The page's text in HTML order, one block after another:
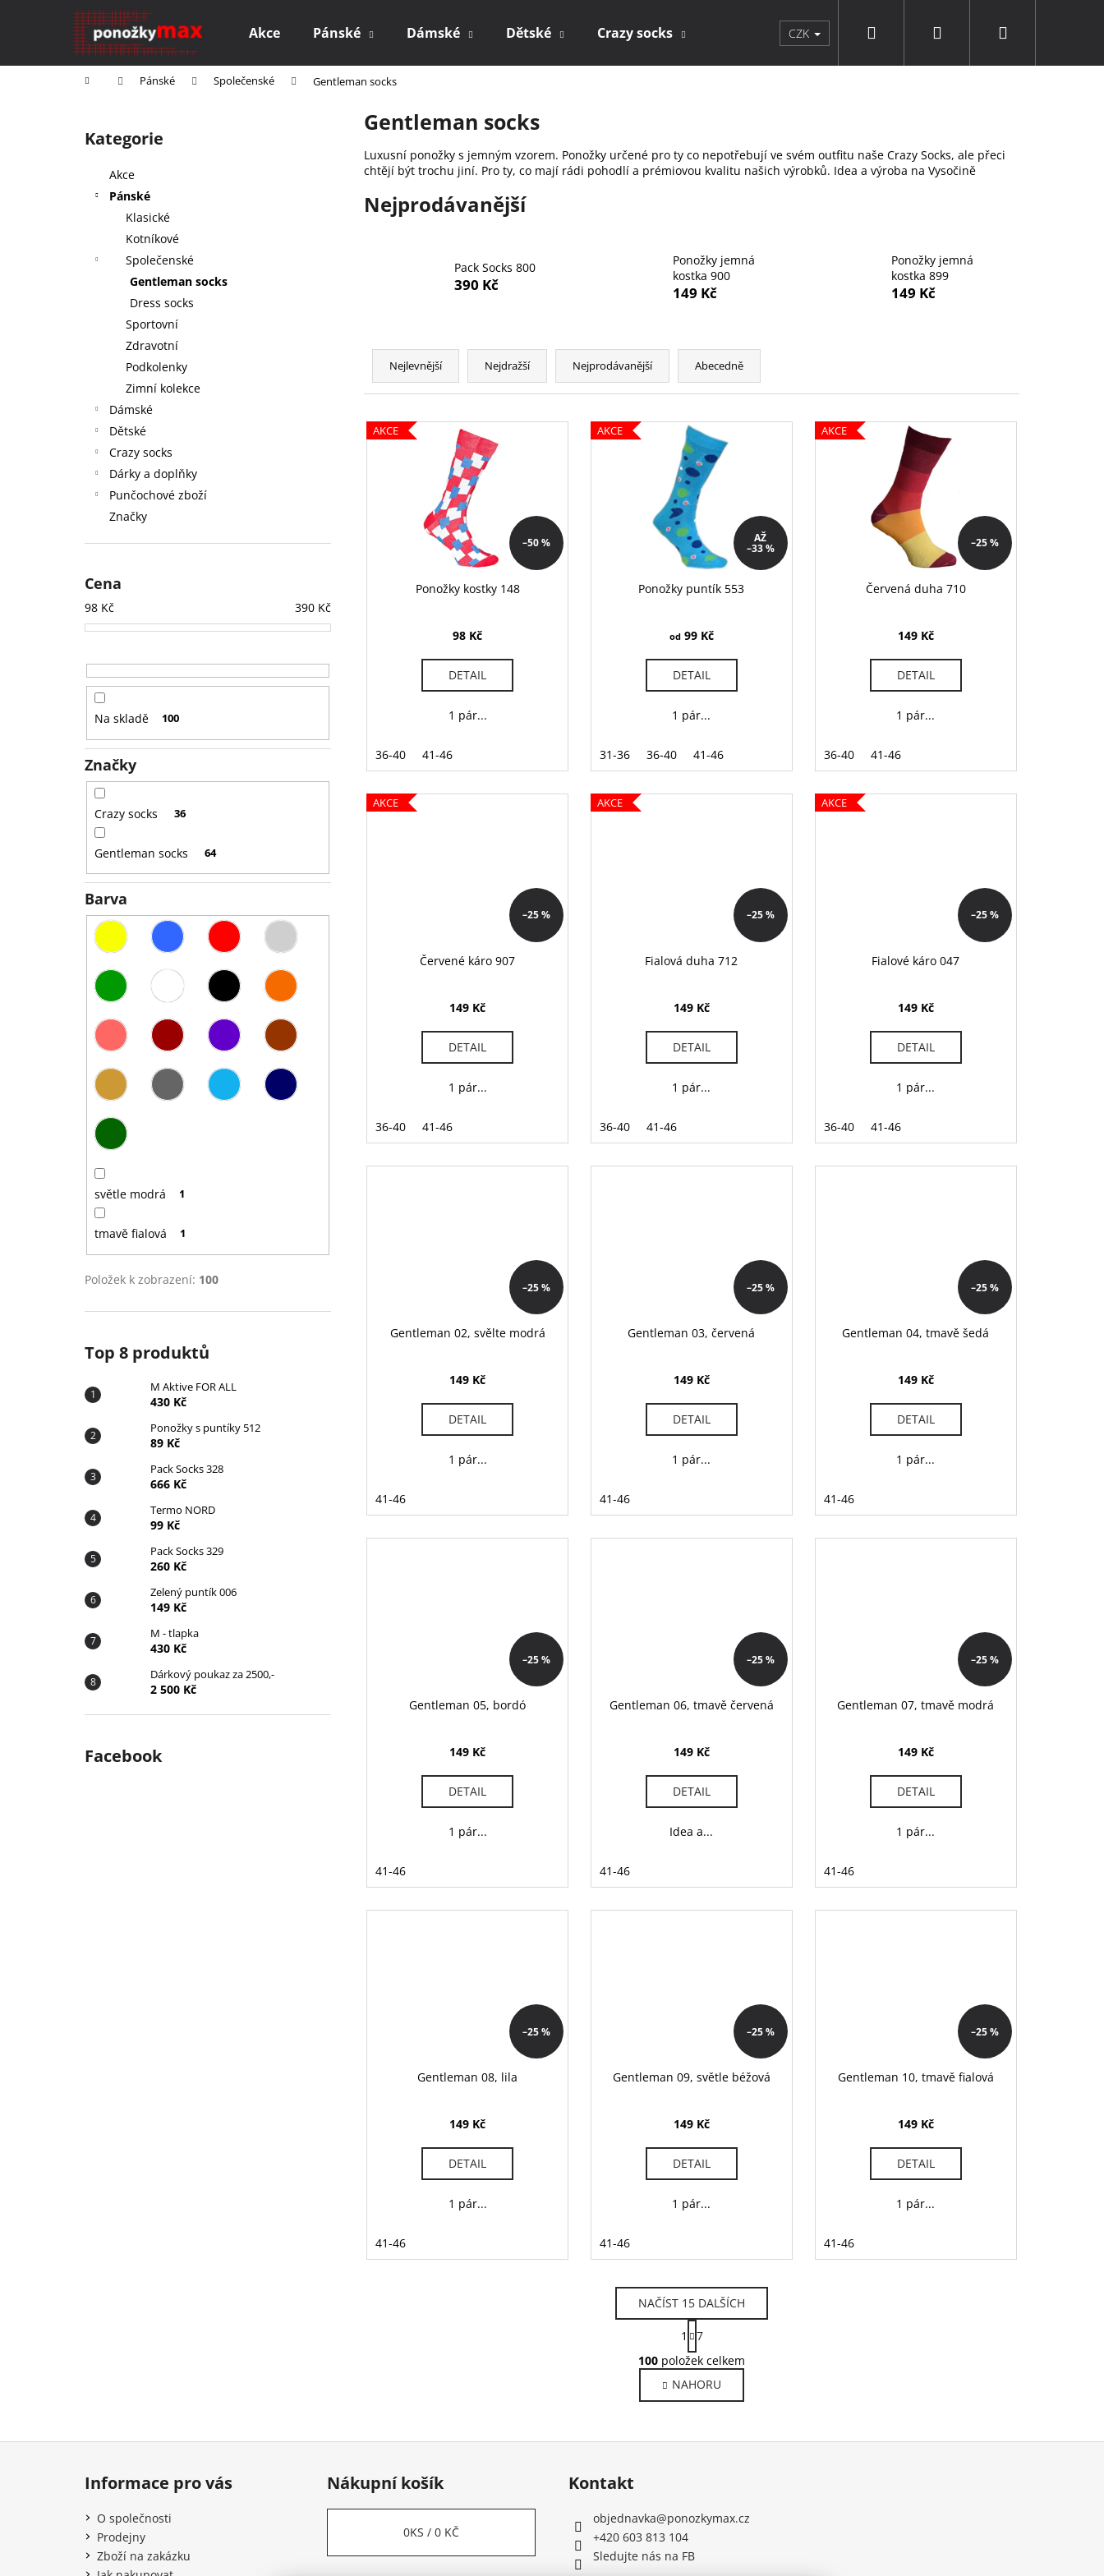
Akce Pánské Dámské Dětské Crazy socks Dárky a doplňky Punčochové zboží
CZK Přihlášení
Domů Pánské Společenské Gentleman socks
Přeskočit
kategorie
Kategorie
Akce
Pánské
Klasické
Kotníkové
Společenské
Gentleman socks
Dress socks
Sportovní
Zdravotní
Podkolenky
Zimní kolekce
Dámské
Dětské
Crazy socks
Dárky a doplňky
Punčochové zboží
Značky
Cena
98 Kč 390 Kč
Na skladě 100
Značky
Crazy socks 36
Gentleman socks 64
Barva
světle modrá 1
tmavě fialová 1
Položek k zobrazení: 100
Top 8 produktů
M Aktive FOR ALL
430 Kč
Ponožky s puntíky 512
89 Kč
Pack Socks 328
666 Kč
Termo NORD
99 Kč
Pack Socks 329
260 Kč
Zelený puntík 006
149 Kč
M - tlapka
430 Kč
Dárkový poukaz za 2500,-
2 500 Kč
Facebook
Gentleman socks
Luxusní ponožky s jemným vzorem. Ponožky určené pro ty co nepotřebují ve svém outfitu naše Crazy Socks, ale přeci
chtějí být trochu jiní. Pro ty, co mají rádi pohodlí a prémiovou kvalitu našich výrobků. Idea a výroba na Vysočině
Nejprodávanější
Pack Socks 800
390 Kč
Ponožky jemná
kostka 900
149 Kč
Ponožky jemná
kostka 899
149 Kč
Ř
z
n
Nejlevnější Nejdražší Nejprodávanější Abecedně
V
ýAKCE
–50 %
Ponožky kostky 148
98 Kč
DETAIL
1 pár...
36-40 41-46
AKCE
AŽ
–33 %
Ponožky puntík 553
od99 Kč
DETAIL
1 pár...
31-36 36-40 41-46
AKCE
–25 %
Červená duha 710
149 Kč
DETAIL
1 pár...
36-40 41-46
AKCE
–25 %
Červené káro 907
149 Kč
DETAIL
1 pár...
36-40 41-46
AKCE
–25 %
Fialová duha 712
149 Kč
DETAIL
1 pár...
36-40 41-46
AKCE
–25 %
Fialové káro 047
149 Kč
DETAIL
1 pár...
36-40 41-46
–25 %
Gentleman 02, svělte modrá
149 Kč
DETAIL
1 pár...
41-46
–25 %
Gentleman 03, červená
149 Kč
DETAIL
1 pár...
41-46
–25 %
Gentleman 04, tmavě šedá
149 Kč
DETAIL
1 pár...
41-46
–25 %
Gentleman 05, bordó
149 Kč
DETAIL
1 pár...
41-46
–25 %
Gentleman 06, tmavě červená
149 Kč
DETAIL
Idea a...
41-46
–25 %
Gentleman 07, tmavě modrá
149 Kč
DETAIL
1 pár...
41-46
–25 %
Gentleman 08, lila
149 Kč
DETAIL
1 pár...
41-46
–25 %
Gentleman 09, světle béžová
149 Kč
DETAIL
1 pár...
41-46
–25 %
Gentleman 10, tmavě fialová
149 Kč
DETAIL
1 pár...
41-46
O
v
l
á
a
r
k
NAČÍST 15 DALŠÍCH
S
t
r
á
n
k
1
7
100 položek celkem
NAHORU
í
Zpět
do
Zpět
do
Co potřebujete najít?
HLEDAT
M AKTIVE FOR ALL
PONOŽKY S PUNTÍKY 512
89 Kč
PACK SOCKS 328
666 Kč
Z
Informace pro vás
O společnosti
Prodejny
Zboží na zakázku
Nákupní košík
0KS / 0 KČ
Kontakt
objednavka@ponozkymax.cz
+420 603 813 104
Sledujte nás na FB